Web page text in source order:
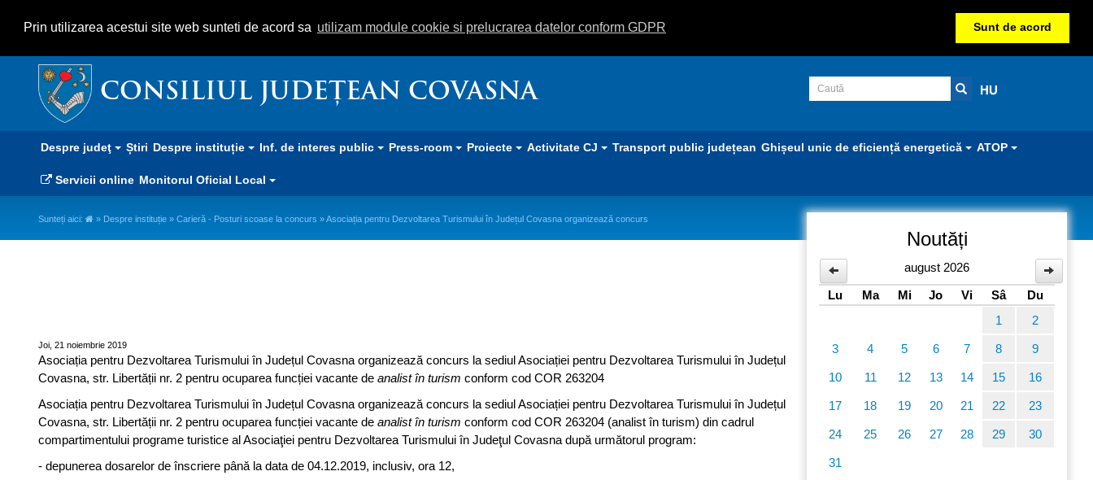
Prin utilizarea acestui site web sunteti de acord sa utilizam module cookie si prelucrarea datelor conform GDPR Sunt de acord
CONSILIUL JUDEȚEAN COVASNA HU
Despre judeţ Știri Despre instituție Inf. de interes public Press-room Proiecte Activitate CJ Transport public județean Ghișeul unic de eficiență energetică ATOP
Servicii online Monitorul Oficial Local
Sunteți aici: » Despre instituție » Carieră - Posturi scoase la concurs » Asociația pentru Dezvoltarea Turismului în Județul Covasna organizează concurs
Joi, 21 noiembrie 2019
Asociația pentru Dezvoltarea Turismului în Județul Covasna organizează concurs la sediul Asociației pentru Dezvoltarea Turismului în Județul
Covasna, str. Libertății nr. 2 pentru ocuparea funcției vacante de analist în turism conform cod COR 263204
Asociația pentru Dezvoltarea Turismului în Județul Covasna organizează concurs la sediul Asociației pentru Dezvoltarea Turismului în Județul
Covasna, str. Libertății nr. 2 pentru ocuparea funcției vacante de analist în turism conform cod COR 263204 (analist în turism) din cadrul
compartimentului programe turistice al Asociaţiei pentru Dezvoltarea Turismului în Judeţul Covasna după următorul program:
- depunerea dosarelor de înscriere până la data de 04.12.2019, inclusiv, ora 12,
Noutăți
august 2026
Lu
Ma Mi Jo Vi Sâ
Du
1
2
3 4 5 6 7 8 9
10 11 12 13 14 15 16
17 18 19 20 21 22 23
24 25 26 27 28 29 30
31